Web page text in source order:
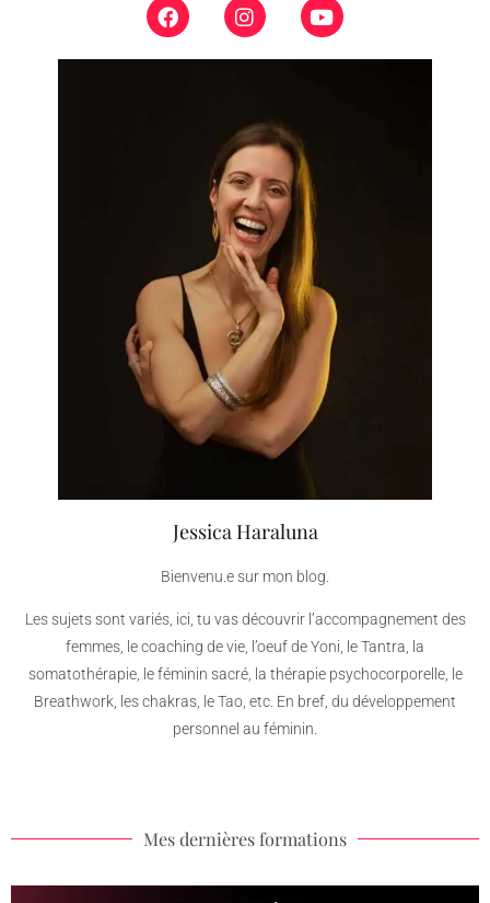
Jessica Haraluna
Bienvenu.e sur mon blog.
Les sujets sont variés, ici, tu vas découvrir l’accompagnement des
femmes, le coaching de vie, l’oeuf de Yoni, le Tantra, la
somatothérapie, le féminin sacré, la thérapie psychocorporelle, le
Breathwork, les chakras, le Tao, etc. En bref, du développement
personnel au féminin.
Mes dernières formations